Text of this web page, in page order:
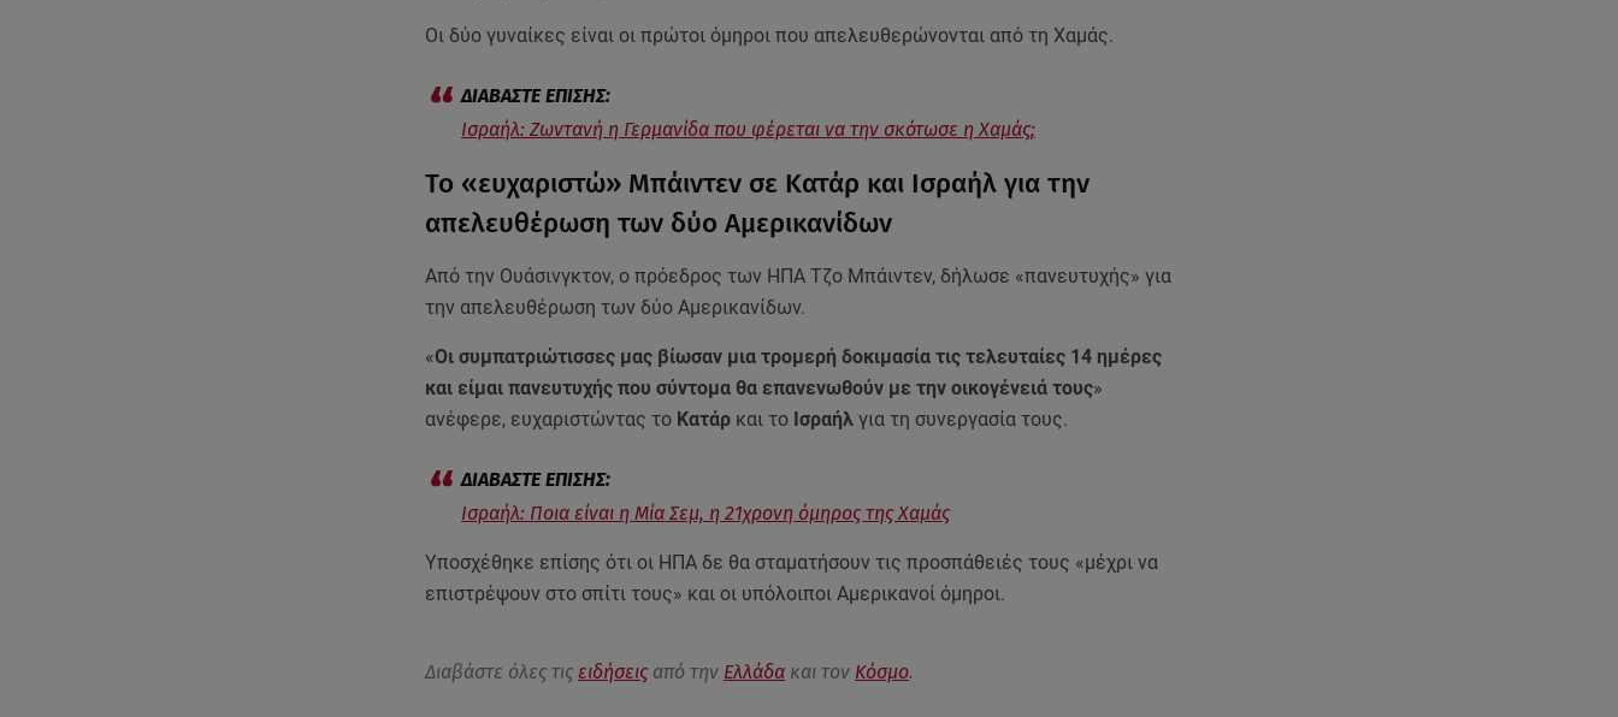
Οι δύο γυναίκες είναι οι πρώτοι όμηροι που απελευθερώνονται από τη Χαμάς.
Ισραήλ: Ζωντανή η Γερμανίδα που φέρεται να την σκότωσε η Χαμάς;
Το «ευχαριστώ» Μπάιντεν σε Κατάρ και Ισραήλ για την
απελευθέρωση των δύο Αμερικανίδων
Από την Ουάσινγκτον, ο πρόεδρος των ΗΠΑ Τζο Μπάιντεν, δήλωσε «πανευτυχής» για
την απελευθέρωση των δύο Αμερικανίδων.
«Οι συμπατριώτισσες μας βίωσαν μια τρομερή δοκιμασία τις τελευταίες 14 ημέρες
και είμαι πανευτυχής που σύντομα θα επανενωθούν με την οικογένειά τους»
ανέφερε, ευχαριστώντας τοΚατάρκαι τοΙσραήλγια τη συνεργασία τους.
Ισραήλ: Ποια είναι η Μία Σεμ, η 21χρονη όμηρος της Χαμάς
Υποσχέθηκε επίσης ότι οι ΗΠΑ δε θα σταματήσουν τις προσπάθειές τους «μέχρι να
επιστρέψουν στο σπίτι τους» και οι υπόλοιποι Αμερικανοί όμηροι.
Διαβάστε όλες τις ειδήσειςαπό την Ελλάδακαι τον Κόσμο.